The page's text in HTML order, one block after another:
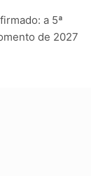
a 5ª
de 2027